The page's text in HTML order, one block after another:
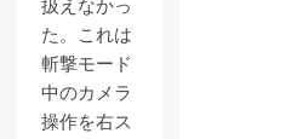
扱えなかっ
た。これは
斬撃モード
中のカメラ
操作を右ス